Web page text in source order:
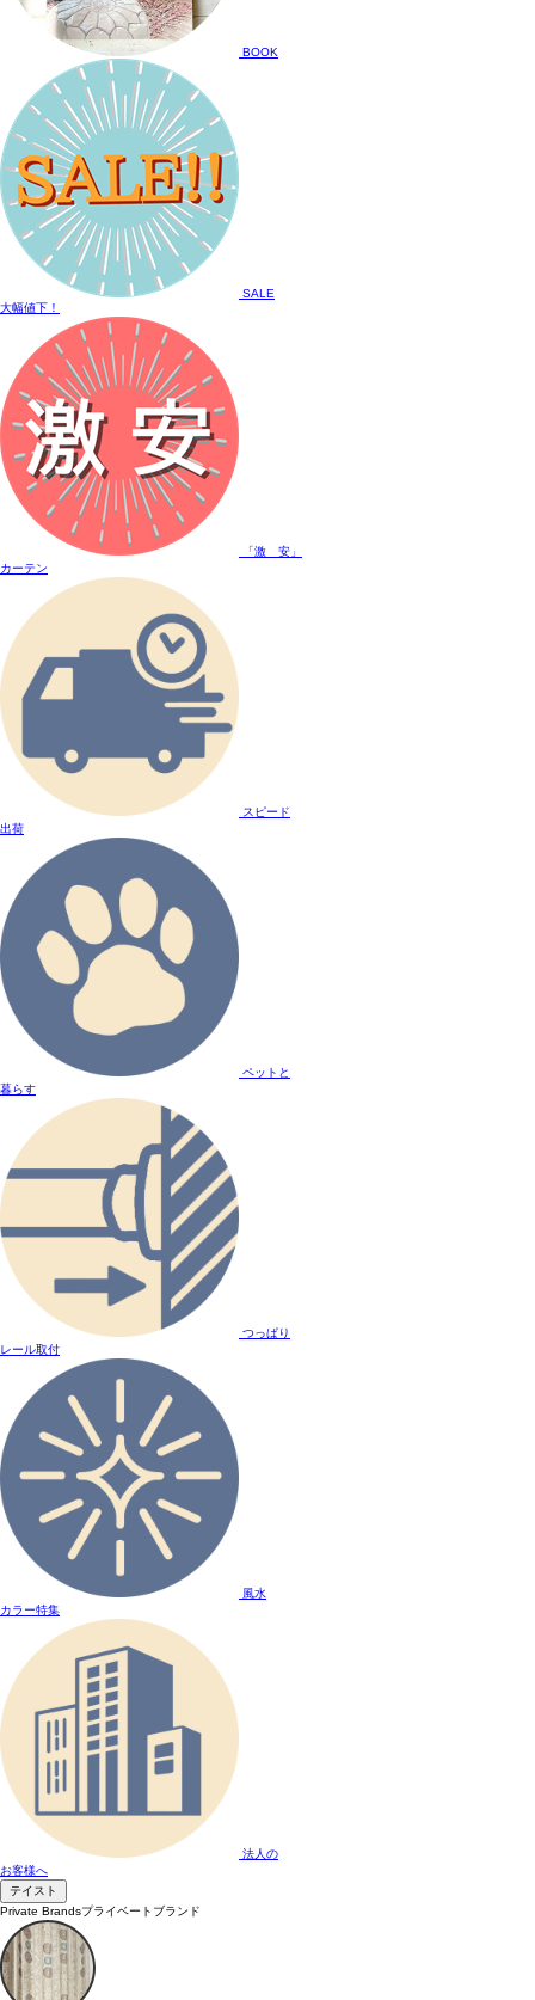
BOOK
SALE
大幅値下！
「激 安」
カーテン
スピード
出荷
ペットと
暮らす
つっぱり
レール取付
風水
カラー特集
法人の
お客様へ
テイスト
Private Brandsプライベートブランド